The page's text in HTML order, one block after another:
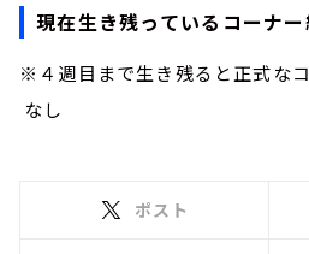
現在生き残っているコーナ
※４週目まで生き残ると正式な
なし
ポスト